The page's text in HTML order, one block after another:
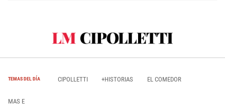
TEMAS DEL DÍA CIPOLLETTI +HISTORIAS EL COMEDOR
MAS E